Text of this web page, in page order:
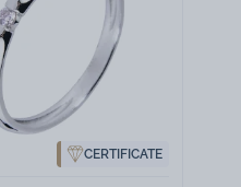
CERTIFICATE